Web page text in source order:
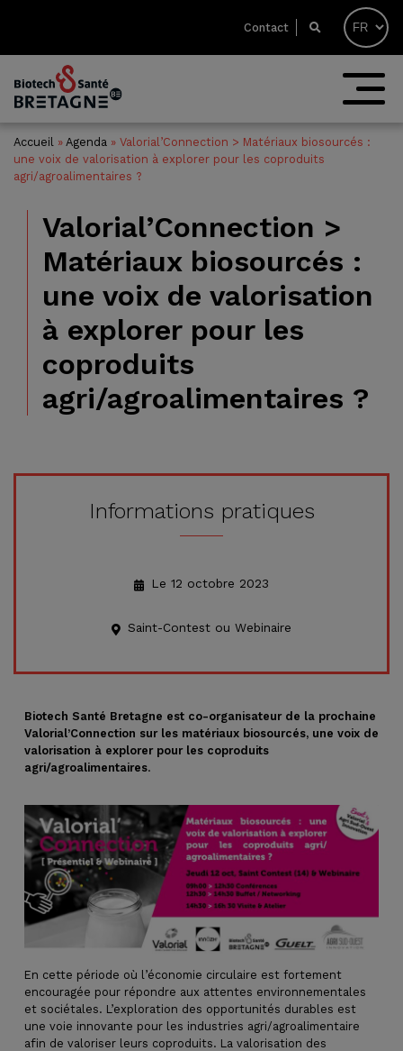
Contact
Accueil » Agenda » Valorial’Connection > Matériaux biosourcés :
une voix de valorisation à explorer pour les coproduits
agri/agroalimentaires ?
Valorial’Connection >
Matériaux biosourcés :
une voix de valorisation
à explorer pour les
coproduits
agri/agroalimentaires ?
Biotech Santé Bretagne est co-organisateur de la prochaine
Valorial’Connection sur les matériaux biosourcés, une voix de
valorisation à explorer pour les coproduits
agri/agroalimentaires.
En cette période où l’économie circulaire est fortement
encouragée pour répondre aux attentes environnementales
et sociétales. L’exploration des opportunités durables est
une voie innovante pour les industries agri/agroalimentaire
afin de valoriser leurs coproduits. La valorisation des
Informations pratiques
Le 12 octobre 2023
Saint-Contest ou Webinaire